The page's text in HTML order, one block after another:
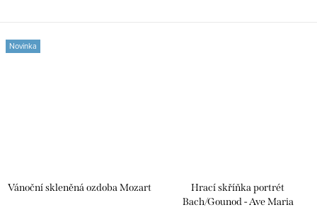
Novinka
Vánoční skleněná ozdoba Mozart
Hrací skříňka portrét
Bach/Gounod - Ave Maria